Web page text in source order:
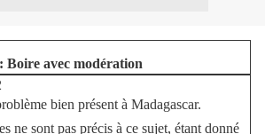
Boire avec modération
bien présent à Madagascar.
ne sont pas précis à ce sujet, étant donné